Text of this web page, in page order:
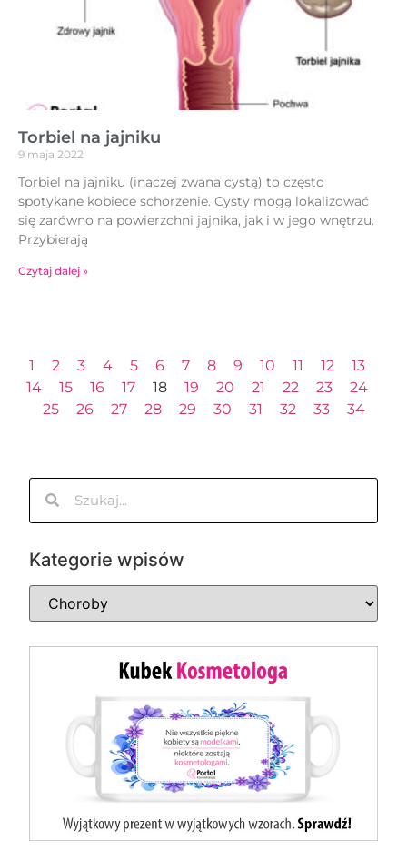
Torbiel na jajniku
9 maja 2022
Torbiel na jajniku (inaczej zwana cystą) to często
spotykane kobiece schorzenie. Cysty mogą lokalizować
się zarówno na powierzchni jajnika, jak i w jego wnętrzu.
Przybierają
Czytaj dalej »
1 2 3 4 5 6 7 8 9 10 11 12
13
14
15 16 17 18 19 20 21 22 23
24
25
26 27 28 29 30 31 32 33 34
Kategorie wpisów